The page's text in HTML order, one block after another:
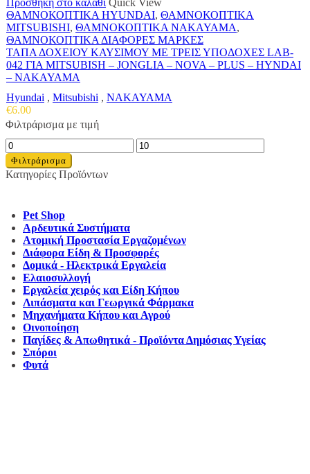
ΘΑΜΝΟΚΟΠΤΙΚΑ HYUNDAI, ΘΑΜΝΟΚΟΠΤΙΚΑ
MITSUBISHI, ΘΑΜΝΟΚΟΠΤΙΚΑ NAKAYAMA,
ΘΑΜΝΟΚΟΠΤΙΚΑ ΔΙΑΦΟΡΕΣ ΜΑΡΚΕΣ
ΤΑΠΑ ΔΟΧΕΙΟΥ ΚΑΥΣΙΜΟΥ ΜΕ ΤΡΕΙΣ ΥΠΟΔΟΧΕΣ LAB-
042 ΓΙΑ MITSUBISH – JONGLIA – NOVA – PLUS – HYNDAI
– NAKAYAMA
Hyundai , Mitsubishi , NAKAYAMA
€6.00
Φιλτράρισμα με τιμή
Ελάχιστη
τιμή
Μέγιστη
τιμή
Φιλτράρισμα
Κατηγορίες Προϊόντων
Pet Shop
Αρδευτικά Συστήματα
Ατομική Προστασία Εργαζομένων
Διάφορα Είδη & Προσφορές
Δομικά - Ηλεκτρικά Εργαλεία
Ελαιοσυλλογή
Εργαλεία χειρός και Είδη Κήπου
Λιπάσματα και Γεωργικά Φάρμακα
Μηχανήματα Κήπου και Αγρού
Οινοποίηση
Παγίδες & Απωθητικά - Προϊόντα Δημόσιας Υγείας
Σπόροι
Φυτά